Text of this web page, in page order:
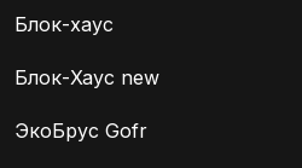
Блок-хаус
Блок-Хаус new
ЭкоБрус Gofr